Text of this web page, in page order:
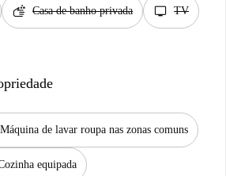
soap Casa de banho privada tv TV
Máquina de lavar roupa nas zonas comuns
equipada